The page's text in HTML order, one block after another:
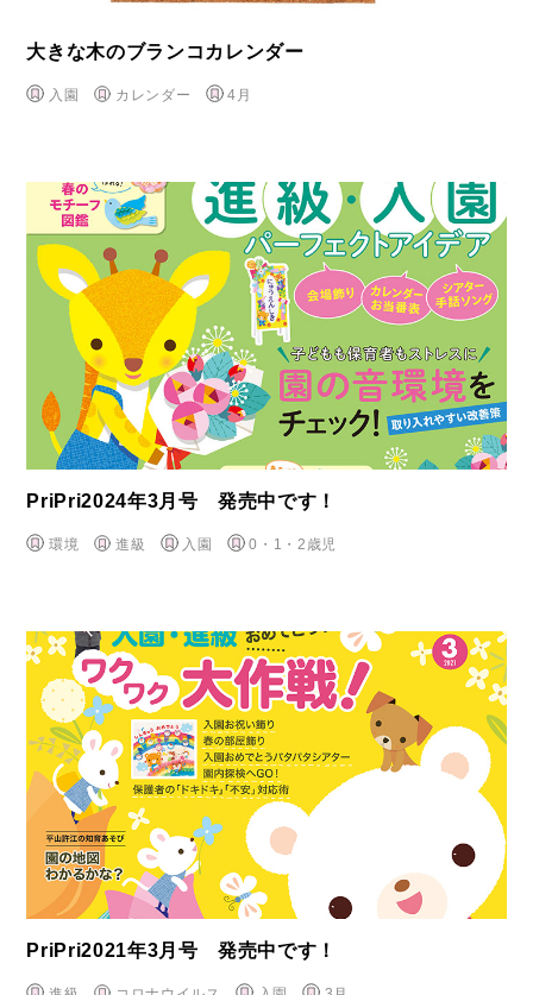
大きな木のブランコカレンダー
入園 カレンダー 4月
PriPri2024年3月号 発売中です！
環境 進級 入園 0・1・2歳児
PriPri2021年3月号 発売中です！